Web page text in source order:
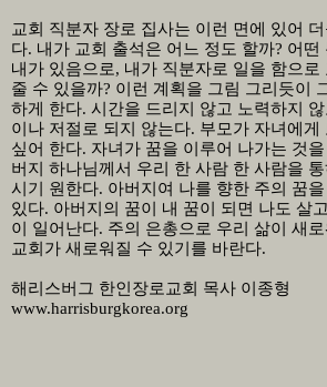
교회 직분자 장로 집사는 이런 면에 있어
다. 내가 교회 출석은 어느 정도 할까? 어떤
내가 있음으로, 내가 직분자로 일을 함으로
줄 수 있을까? 이런 계획을 그림 그리듯이
하게 한다. 시간을 드리지 않고 노력하지
이나 저절로 되지 않는다. 부모가 자녀에게
싶어 한다. 자녀가 꿈을 이루어 나가는 것
버지 하나님께서 우리 한 사람 한 사람을
시기 원한다. 아버지여 나를 향한 주의 꿈
있다. 아버지의 꿈이 내 꿈이 되면 나도 살
이 일어난다. 주의 은총으로 우리 삶이 새
교회가 새로워질 수 있기를 바란다.
해리스버그 한인장로교회 목사 이종형
www.harrisburgkorea.org